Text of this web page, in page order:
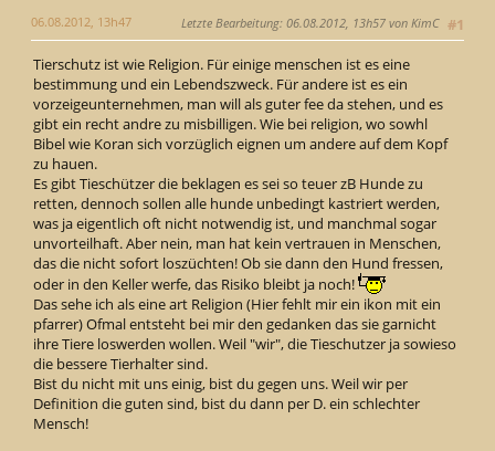
#1
06.08.2012, 13h47 Letzte Bearbeitung: 06.08.2012, 13h57 von KimC
Tierschutz ist wie Religion. Für einige menschen ist es eine
bestimmung und ein Lebendszweck. Für andere ist es ein
vorzeigeunternehmen, man will als guter fee da stehen, und es
gibt ein recht andre zu misbilligen. Wie bei religion, wo sowhl
Bibel wie Koran sich vorzüglich eignen um andere auf dem Kopf
zu hauen.
Es gibt Tieschützer die beklagen es sei so teuer zB Hunde zu
retten, dennoch sollen alle hunde unbedingt kastriert werden,
was ja eigentlich oft nicht notwendig ist, und manchmal sogar
unvorteilhaft. Aber nein, man hat kein vertrauen in Menschen,
das die nicht sofort loszüchten! Ob sie dann den Hund fressen,
oder in den Keller werfe, das Risiko bleibt ja noch!
Das sehe ich als eine art Religion (Hier fehlt mir ein ikon mit ein
pfarrer) Ofmal entsteht bei mir den gedanken das sie garnicht
ihre Tiere loswerden wollen. Weil "wir", die Tieschutzer ja sowieso
die bessere Tierhalter sind.
Bist du nicht mit uns einig, bist du gegen uns. Weil wir per
Definition die guten sind, bist du dann per D. ein schlechter
Mensch!